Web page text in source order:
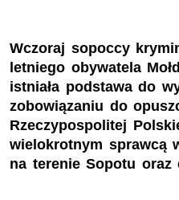
Wczoraj sopoccy
letniego obywatela
istniała podstawa do
zobowiązaniu do
Rzeczypospolitej
wielokrotnym sprawcą
na terenie Sopotu oraz